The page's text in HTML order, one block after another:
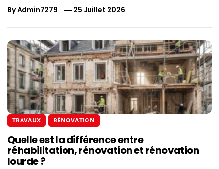
ByAdmin7279 25 Juillet 2026
TRAVAUX RÉNOVATION
Quelle est la différence entre
réhabilitation, rénovation et rénovation
lourde ?